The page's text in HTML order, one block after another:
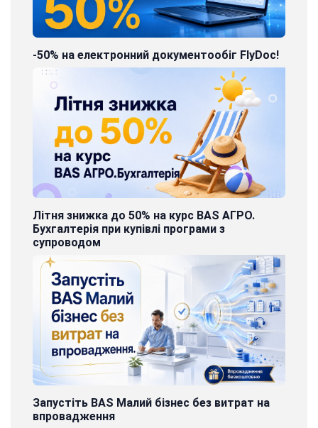
-50% на електронний документообіг FlyDoc!
Літня знижка до 50% на курс BAS АГРО.
Бухгалтерія при купівлі програми з
супроводом
Запустіть BAS Малий бізнес без витрат на
впровадження